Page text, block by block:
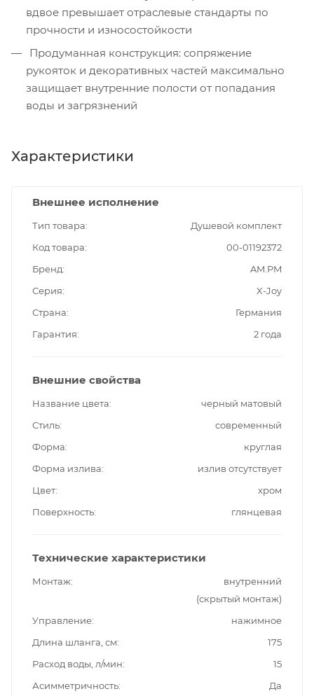
вдвое превышает отраслевые стандарты по
прочности и износостойкости
Продуманная конструкция: сопряжение
рукояток и декоративных частей максимально
защищает внутренние полости от попадания
воды и загрязнений
Характеристики
Внешнее исполнение
Тип товара
Душевой комплект
Код товара
00-01192372
Бренд
AM.PM
Серия
X-Joy
Страна
Германия
Гарантия
2 года
Внешние свойства
Название цвета
черный матовый
Стиль
современный
Форма
круглая
Форма излива
излив отсутствует
Цвет
хром
Поверхность
глянцевая
Технические характеристики
Монтаж
внутренний
(скрытый монтаж)
Управление
нажимное
Длина шланга, см
175
Расход воды, л/мин
15
Асимметричность
Да